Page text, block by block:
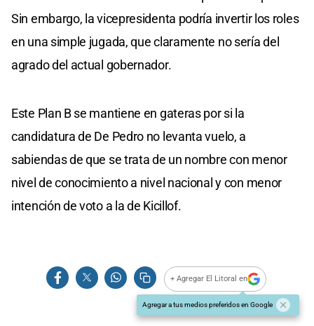
Sin embargo, la vicepresidenta podría invertir los roles
en una simple jugada, que claramente no sería del
agrado del actual gobernador.
Este Plan B se mantiene en gateras por si la
candidatura de De Pedro no levanta vuelo, a
sabiendas de que se trata de un nombre con menor
nivel de conocimiento a nivel nacional y con menor
intención de voto a la de Kicillof.
+ Agregar El Litoral en
Agregar a tus medios preferidos en Google